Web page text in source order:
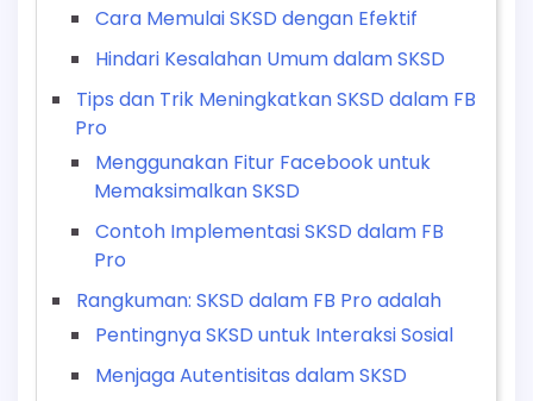
Cara Memulai SKSD dengan Efektif
Hindari Kesalahan Umum dalam SKSD
Tips dan Trik Meningkatkan SKSD dalam FB
Pro
Menggunakan Fitur Facebook untuk
Memaksimalkan SKSD
Contoh Implementasi SKSD dalam FB
Pro
Rangkuman: SKSD dalam FB Pro adalah
Pentingnya SKSD untuk Interaksi Sosial
Menjaga Autentisitas dalam SKSD